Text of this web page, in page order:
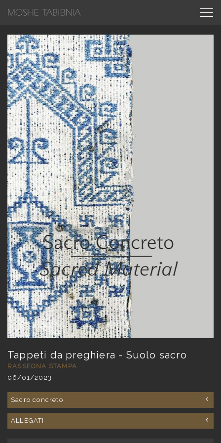
Tappeti da preghiera - Suolo sacro
RASSEGNA STAMPA
06/01/2023
Sacro concreto
ALLEGATI